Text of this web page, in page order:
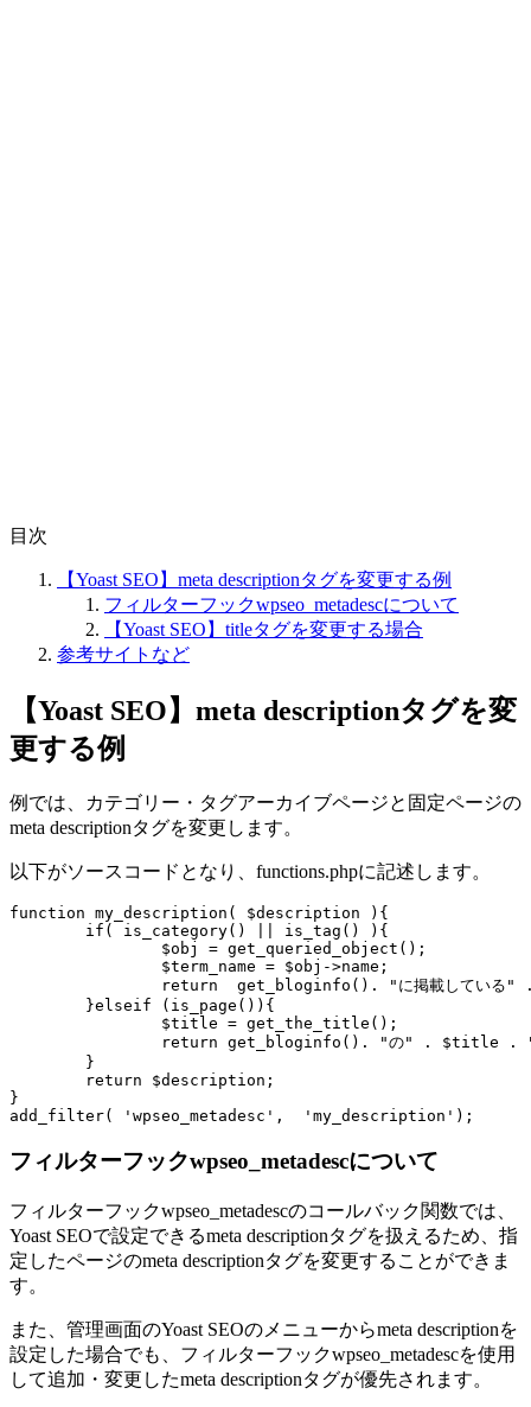
目次
【Yoast SEO】meta descriptionタグを変更する例
フィルターフックwpseo_metadescについて
【Yoast SEO】titleタグを変更する場合
参考サイトなど
【Yoast SEO】meta descriptionタグを変
更する例
例では、カテゴリー・タグアーカイブページと固定ページの
meta descriptionタグを変更します。
以下がソースコードとなり、functions.phpに記述します。
function my_description( $description ){
}
add_filter( 'wpseo_metadesc',  'my_description');
フィルターフックwpseo_metadescについて
フィルターフックwpseo_metadescのコールバック関数では、
Yoast SEOで設定できるmeta descriptionタグを扱えるため、指
定したページのmeta descriptionタグを変更することができま
す。
また、管理画面のYoast SEOのメニューからmeta descriptionを
設定した場合でも、フィルターフックwpseo_metadescを使用
して追加・変更したmeta descriptionタグが優先されます。